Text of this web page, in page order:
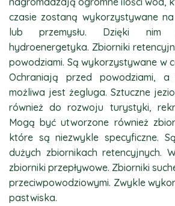
czasie zostaną wykorzystywane
lub przemysłu. Dzięki nim
hydroenergetyka. Zbiorniki
powodziami. Są wykorzystywane w
Ochraniają przed powodziami,
możliwa jest żegluga. Sztuczne
również do rozwoju turystyki,
Mogą być utworzone również
które są niezwykle specyficzne.
dużych zbiornikach retencyjnych.
zbiorniki przepływowe. Zbiorniki
przeciwpowodziowymi. Zwykle
pastwiska.